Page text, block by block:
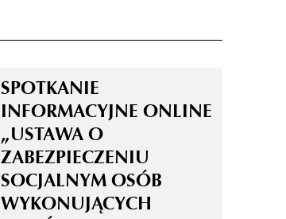
SPOTKANIE
INFORMACYJNE ONLINE
„USTAWA O
ZABEZPIECZENIU
SOCJALNYM OSÓB
WYKONUJĄCYCH